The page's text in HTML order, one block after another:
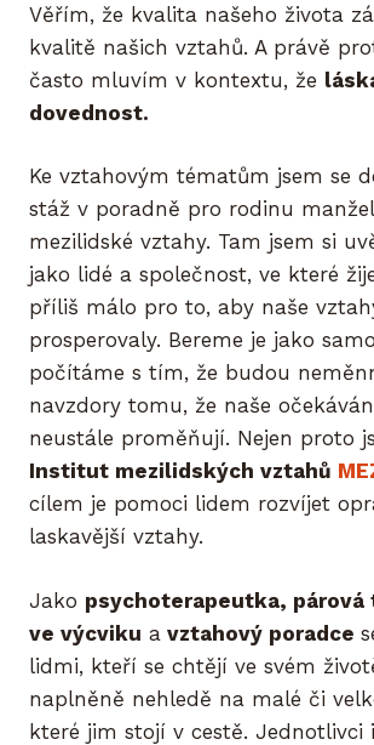
Věřím, že kvalita našeho života
kvalitě našich vztahů. A právě
často mluvím v kontextu, že
dovednost.
Ke vztahovým tématům jsem se
stáž v poradně pro rodinu
mezilidské vztahy. Tam jsem si
jako lidé a společnost, ve které
příliš málo pro to, aby naše
prosperovaly. Bereme je jako
počítáme s tím, že budou
navzdory tomu, že naše
neustále proměňují. Nejen proto
Institut mezilidských vztahů
cílem je pomoci lidem rozvíjet
laskavější vztahy.
Jako psychoterapeutka, párová
ve výcviku a vztahový poradce
lidmi, kteří se chtějí ve svém
naplněně nehledě na malé či
které jim stojí v cestě. Jednotlivci